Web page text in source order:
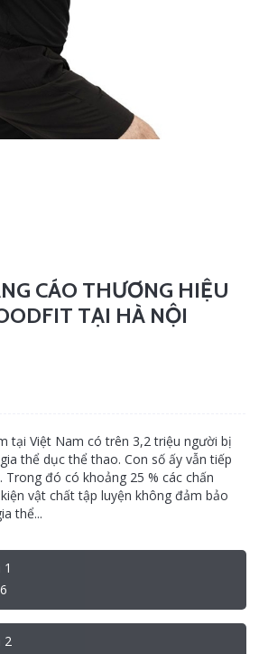
CÁO THƯƠNG HIỆU
TẠI HÀ NỘI
tại Việt Nam có trên 3,2 triệu người bị
thể dục thể thao. Con số ấy vẫn tiếp
đó có khoảng 25 % các chấn
vật chất tập luyện không đảm bảo
thể...
2